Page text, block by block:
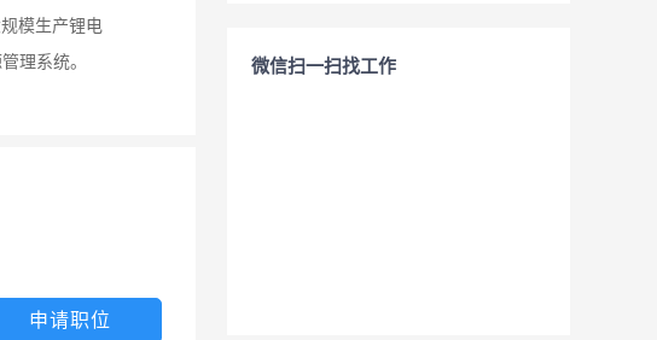
模生产锂电
理系统。
申请职位
微信扫一扫找工作